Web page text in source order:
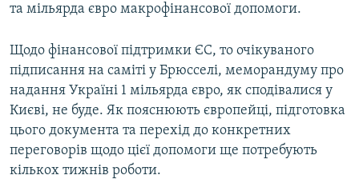
та мільярда євро макрофінансової допомоги.
Щодо фінансової підтримки ЄС, то очікуваного
підписання на саміті у Брюсселі, меморандуму про
надання Україні 1 мільярда євро, як сподівалися у
Києві, не буде. Як пояснюють європейці, підготовка
цього документа та перехід до конкретних
переговорів щодо цієї допомоги ще потребують
кількох тижнів роботи.